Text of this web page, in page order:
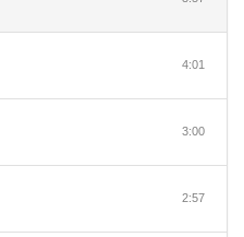
4:01
3:00
2:57